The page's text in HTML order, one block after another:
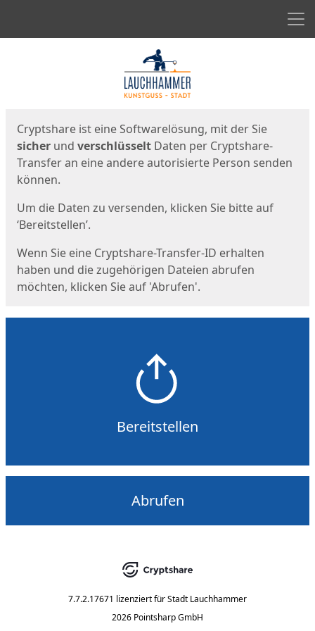
Cryptshare ist eine Softwarelösung, mit der Sie
sicher und verschlüsselt Daten per Cryptshare-
Transfer an eine andere autorisierte Person senden
können.
Um die Daten zu versenden, klicken Sie bitte auf
‘Bereitstellen’.
Wenn Sie eine Cryptshare-Transfer-ID erhalten
haben und die zugehörigen Dateien abrufen
möchten, klicken Sie auf 'Abrufen'.
Bereitstellen
Abrufen
7.7.2.17671 lizenziert fürStadt Lauchhammer
2026 Pointsharp GmbH